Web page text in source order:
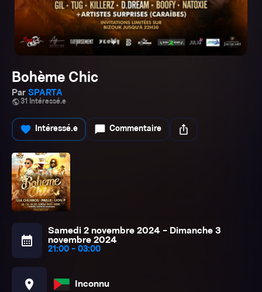
Bohème Chic
Par SPARTA
public31 Intéressé.e
favorite Intéressé.e chat_bubble Commentaire ios_share
calendar_month
Samedi 2 novembre 2024 - Dimanche 3
novembre 2024
21:00 - 03:00
location_on Inconnu